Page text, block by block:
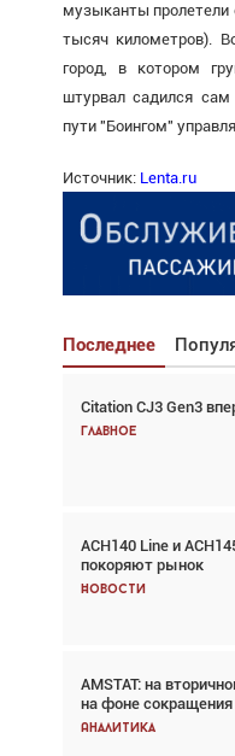
музыканты пролетели
тысяч километров).
город, в котором
штурвал садился
пути "Боингом"
Источник: Lenta.ru
Последнее
Citation CJ3 Gen3
Главное
ACH140 Line и
покоряют рынок
Новости
AMSTAT: на
на фоне
Аналитика
Взгляд с высоты:
спасательных
Авиационный
говорит сама за
Новости
В городах
хотя общий трафик
Аналитика